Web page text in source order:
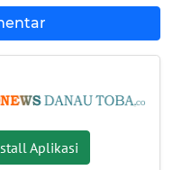
Aplikasi